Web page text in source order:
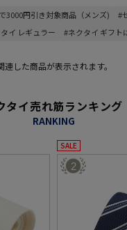
3000円引き対象商品（メンズ)
#
イ レギュラー
#ネクタイ ギフト
した商品が表示されます。
タイ売れ筋ランキング
RANKING
SALE
2